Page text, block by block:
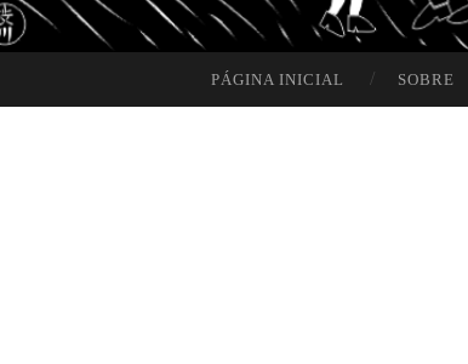
PÁGINA INICIAL SOBRE